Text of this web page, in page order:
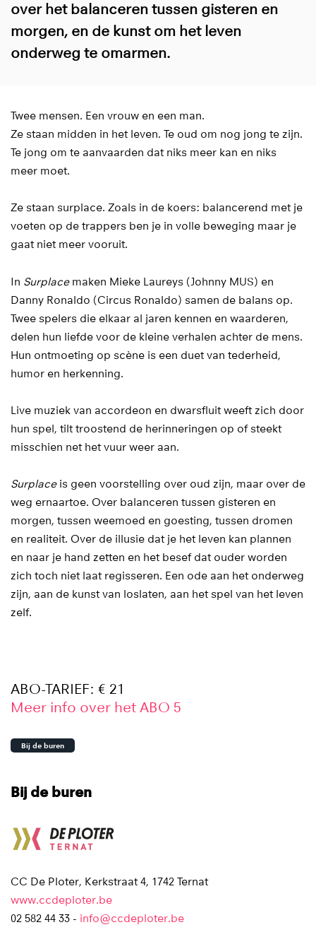
over het balanceren tussen gisteren en
morgen, en de kunst om het leven
onderweg te omarmen.
Twee mensen. Een vrouw en een man.
Ze staan midden in het leven. Te oud om nog jong te zijn.
Te jong om te aanvaarden dat niks meer kan en niks
meer moet.
Ze staan surplace. Zoals in de koers: balancerend met je
voeten op de trappers ben je in volle beweging maar je
gaat niet meer vooruit.
In Surplacemaken Mieke Laureys (Johnny MUS) en
Danny Ronaldo (Circus Ronaldo) samen de balans op.
Twee spelers die elkaar al jaren kennen en waarderen,
delen hun liefde voor de kleine verhalen achter de mens.
Hun ontmoeting op scène is een duet van tederheid,
humor en herkenning.
Live muziek van accordeon en dwarsfluit weeft zich door
hun spel, tilt troostend de herinneringen op of steekt
misschien net het vuur weer aan.
Surplaceis geen voorstelling over oud zijn, maar over de
weg ernaartoe. Over balanceren tussen gisteren en
morgen, tussen weemoed en goesting, tussen dromen
en realiteit. Over de illusie dat je het leven kan plannen
en naar je hand zetten en het besef dat ouder worden
zich toch niet laat regisseren. Een ode aan het onderweg
zijn, aan de kunst van loslaten, aan het spel van het leven
zelf.
ABO-TARIEF: € 21
Meer info over het ABO 5
Bij de buren
Bij de buren
CC De Ploter, Kerkstraat 4, 1742 Ternat
www.ccdeploter.be
02 582 44 33 - info@ccdeploter.be